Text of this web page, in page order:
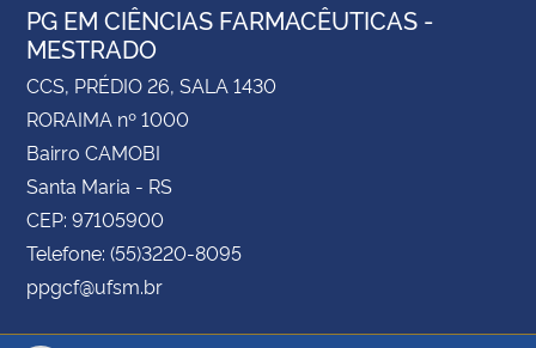
PG EM CIÊNCIAS FARMACÊUTICAS -
MESTRADO
CCS, PRÉDIO 26, SALA 1430
RORAIMA nº 1000
Bairro CAMOBI
Santa Maria - RS
CEP: 97105900
Telefone: (55)3220-8095
ppgcf@ufsm.br